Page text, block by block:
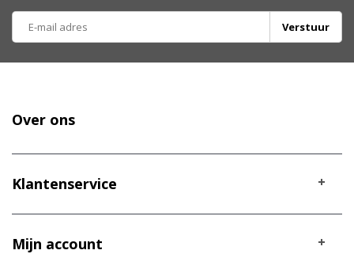
Verstuur
Over ons
Klantenservice
Mijn account